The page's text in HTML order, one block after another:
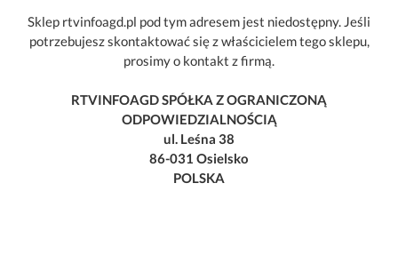
Sklep rtvinfoagd.pl pod tym adresem jest niedostępny. Jeśli
potrzebujesz skontaktować się z właścicielem tego sklepu,
prosimy o kontakt z firmą.
RTVINFOAGD SPÓŁKA Z OGRANICZONĄ
ODPOWIEDZIALNOŚCIĄ
ul. Leśna 38
86-031 Osielsko
POLSKA